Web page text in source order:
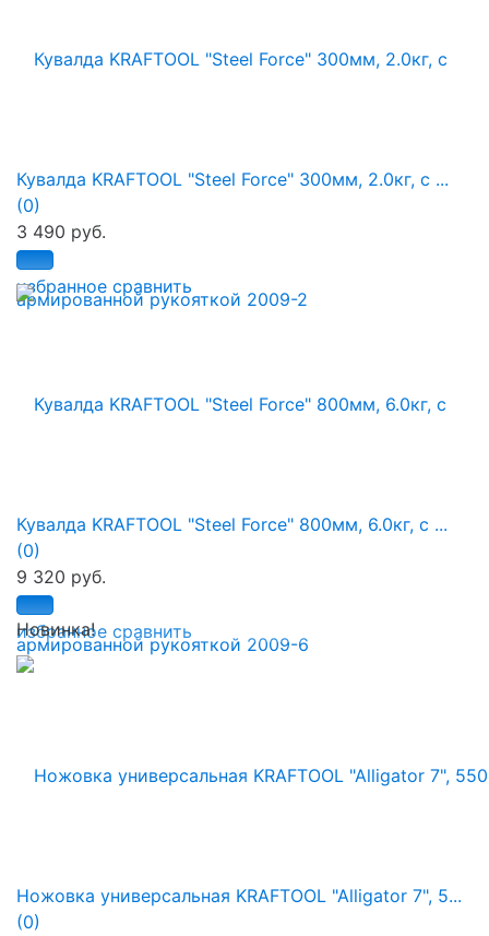
избранное сравнить
Кувалда KRAFTOOL "Steel Force" 300мм, 2.0кг, c ...
(0)
3 490 руб.
избранное сравнить
Кувалда KRAFTOOL "Steel Force" 800мм, 6.0кг, c ...
(0)
9 320 руб.
Новинка!
Ножовка универсальная KRAFTOOL "Alligator 7", 5...
(0)